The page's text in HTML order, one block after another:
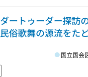
ダートゥーダー探訪
民俗歌舞の源流をた
国立国会